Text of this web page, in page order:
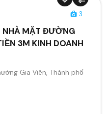
3
NHÀ MẶT ĐƯỜNG
3M KINH DOANH
Gia Viên, Thành phố